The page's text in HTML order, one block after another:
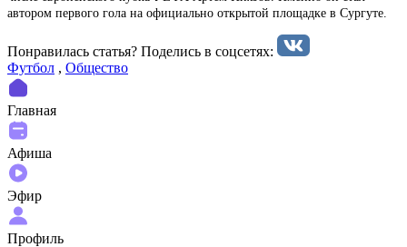
автором первого гола на официально открытой площадке в Сургуте.
Понравилась статья? Поделиcь в соцсетях:
Футбол , Общество
Главная
Афиша
Эфир
Профиль